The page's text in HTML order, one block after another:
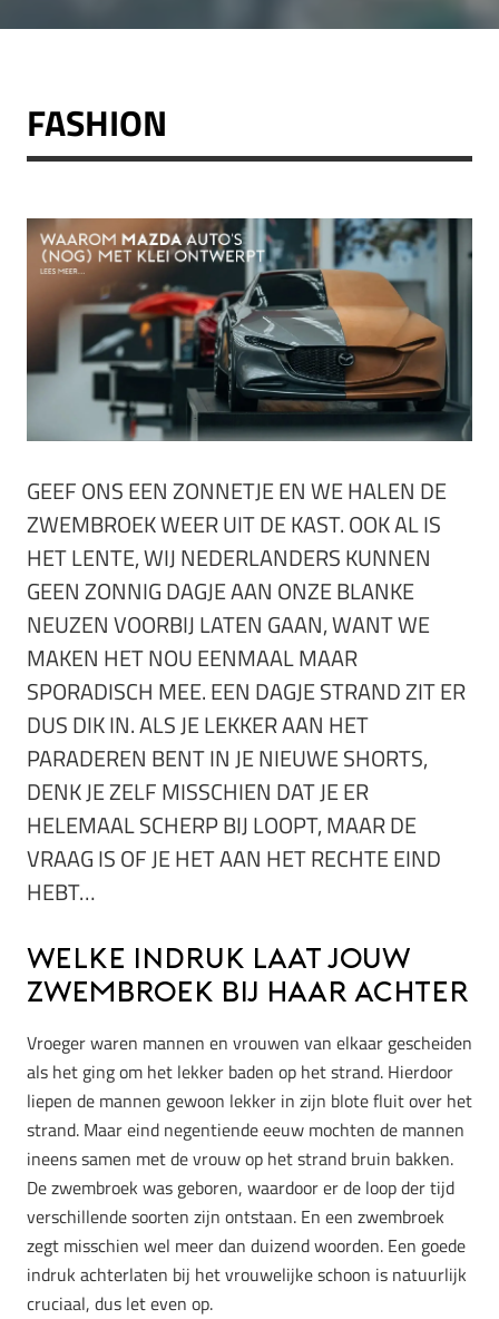
FASHION
GEEF ONS EEN ZONNETJE EN WE HALEN DE
ZWEMBROEK WEER UIT DE KAST. OOK AL IS
HET LENTE, WIJ NEDERLANDERS KUNNEN
GEEN ZONNIG DAGJE AAN ONZE BLANKE
NEUZEN VOORBIJ LATEN GAAN, WANT WE
MAKEN HET NOU EENMAAL MAAR
SPORADISCH MEE. EEN DAGJE STRAND ZIT ER
DUS DIK IN. ALS JE LEKKER AAN HET
PARADEREN BENT IN JE NIEUWE SHORTS,
DENK JE ZELF MISSCHIEN DAT JE ER
HELEMAAL SCHERP BIJ LOOPT, MAAR DE
VRAAG IS OF JE HET AAN HET RECHTE EIND
HEBT…
Welke indruk laat jouw
zwembroek bij haar achter
Vroeger waren mannen en vrouwen van elkaar gescheiden
als het ging om het lekker baden op het strand. Hierdoor
liepen de mannen gewoon lekker in zijn blote fluit over het
strand. Maar eind negentiende eeuw mochten de mannen
ineens samen met de vrouw op het strand bruin bakken.
De zwembroek was geboren, waardoor er de loop der tijd
verschillende soorten zijn ontstaan. En een zwembroek
zegt misschien wel meer dan duizend woorden. Een goede
indruk achterlaten bij het vrouwelijke schoon is natuurlijk
cruciaal, dus let even op.